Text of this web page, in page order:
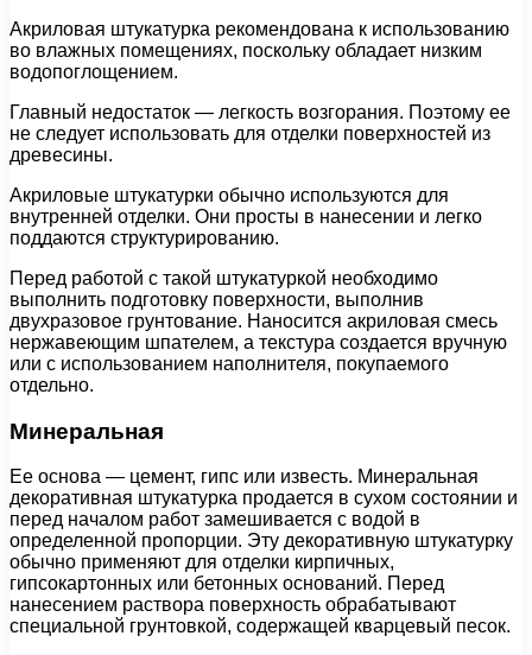
Акриловая штукатурка рекомендована к использованию
во влажных помещениях, поскольку обладает низким
водопоглощением.
Главный недостаток — легкость возгорания. Поэтому ее
не следует использовать для отделки поверхностей из
древесины.
Акриловые штукатурки обычно используются для
внутренней отделки. Они просты в нанесении и легко
поддаются структурированию.
Перед работой с такой штукатуркой необходимо
выполнить подготовку поверхности, выполнив
двухразовое грунтование. Наносится акриловая смесь
нержавеющим шпателем, а текстура создается вручную
или с использованием наполнителя, покупаемого
отдельно.
Минеральная
Ее основа — цемент, гипс или известь. Минеральная
декоративная штукатурка продается в сухом состоянии и
перед началом работ замешивается с водой в
определенной пропорции. Эту декоративную штукатурку
обычно применяют для отделки кирпичных,
гипсокартонных или бетонных оснований. Перед
нанесением раствора поверхность обрабатывают
специальной грунтовкой, содержащей кварцевый песок.